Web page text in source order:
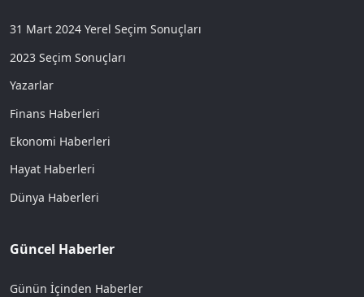
31 Mart 2024 Yerel Seçim Sonuçları
2023 Seçim Sonuçları
Yazarlar
Finans Haberleri
Ekonomi Haberleri
Hayat Haberleri
Dünya Haberleri
Güncel Haberler
Günün İçinden Haberler